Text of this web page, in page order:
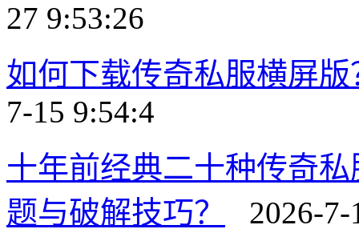
27 9:53:26
如何下载传奇私服横屏
7-15 9:54:4
十年前经典二十种传奇
题与破解技巧？
2026-7-